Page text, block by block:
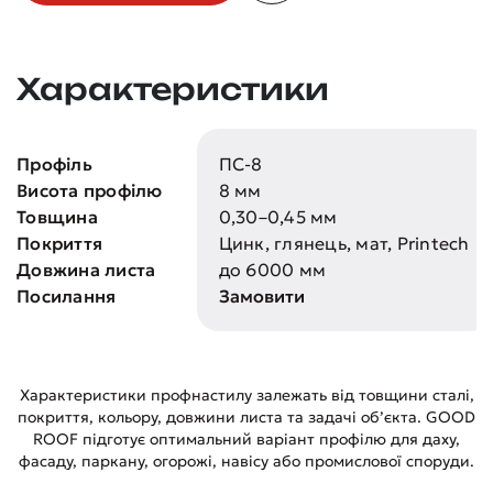
Характеристики
Профіль
Висота профілю
Товщина
Покриття
Довжина листа
Посилання
ПС-8
8 мм
0,30–0,45 мм
Цинк, глянець, мат, Printech
до 6000 мм
Замовити
Характеристики профнастилу залежать від товщини сталі,
покриття, кольору, довжини листа та задачі об’єкта. GOOD
ROOF підготує оптимальний варіант профілю для даху,
фасаду, паркану, огорожі, навісу або промислової споруди.